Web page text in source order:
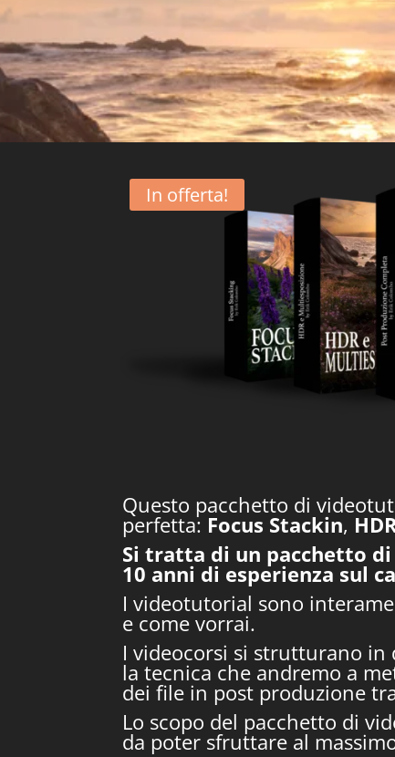
In offerta!
Questo pacchetto di
perfetta: Focus Stackin,
Si tratta di un pacchetto
10 anni di esperienza sul
I videotutorial sono
e come vorrai.
I videocorsi si strutturano in
la tecnica che andremo a
dei file in post produzione
Lo scopo del pacchetto di
da poter sfruttare al